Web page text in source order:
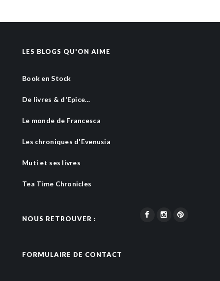
LES BLOGS QU'ON AIME
Book en Stock
De livres & d'Epice...
Le monde de Francesca
Les chroniques d'Evenusia
Muti et ses livres
Tea Time Chronicles
NOUS RETROUVER :
FORMULAIRE DE CONTACT